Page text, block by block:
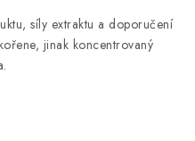
síly extraktu a doporučení
jinak koncentrovaný